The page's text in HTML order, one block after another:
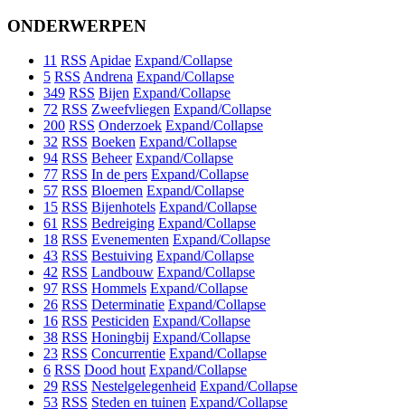
ONDERWERPEN
11 RSS Apidae Expand/Collapse
5 RSS Andrena Expand/Collapse
349 RSS Bijen Expand/Collapse
72 RSS Zweefvliegen Expand/Collapse
200 RSS Onderzoek Expand/Collapse
32 RSS Boeken Expand/Collapse
94 RSS Beheer Expand/Collapse
77 RSS In de pers Expand/Collapse
57 RSS Bloemen Expand/Collapse
15 RSS Bijenhotels Expand/Collapse
61 RSS Bedreiging Expand/Collapse
18 RSS Evenementen Expand/Collapse
43 RSS Bestuiving Expand/Collapse
42 RSS Landbouw Expand/Collapse
97 RSS Hommels Expand/Collapse
26 RSS Determinatie Expand/Collapse
16 RSS Pesticiden Expand/Collapse
38 RSS Honingbij Expand/Collapse
23 RSS Concurrentie Expand/Collapse
6 RSS Dood hout Expand/Collapse
29 RSS Nestelgelegenheid Expand/Collapse
53 RSS Steden en tuinen Expand/Collapse